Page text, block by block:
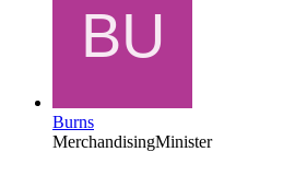
Burns
MerchandisingMinister